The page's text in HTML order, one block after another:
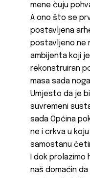
mene čuju
A ono što se
postavljena
postavljeno ne
ambijenta koji
rekonstruiran
masa sada
Umjesto da je
suvremeni
sada Općina
ne i crkva u
samostanu
I dok prolazimo
naš domaćin